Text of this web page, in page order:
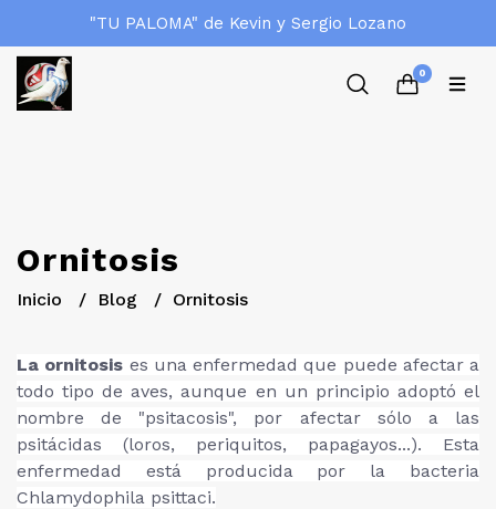
"TU PALOMA" de Kevin y Sergio Lozano
0
Ornitosis
Inicio Blog Ornitosis
La ornitosis es una enfermedad que puede afectar a
todo tipo de aves, aunque en un principio adoptó el
nombre de "psitacosis", por afectar sólo a las
psitácidas (loros, periquitos, papagayos...). Esta
enfermedad está producida por la bacteria
Chlamydophila psittaci.